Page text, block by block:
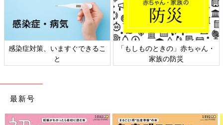
ツナほうれん草おむすび 作り方・レシ
ピ 離乳食完了期1歳 ～1歳6ヶ月ごろ
1歳～1歳6ヶ月ごろから使える、米、めん、パ
ンなど炭水化物を含む食材を使った、エネルギ
ー源になる炭水化物のレシピをご紹介。ツナほ
うれん草おむすび
ンなど炭水化物を含む食材を使った、エネルギ
感染症対策、いますぐできるこ
と
「もしものときの」赤ちゃん・
家族の防災
最新号